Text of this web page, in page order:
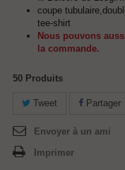
coupe
tee-shirt
Nous pouvons
la commande.
50 Produits
Tweet Partager
Envoyer à un ami
Imprimer